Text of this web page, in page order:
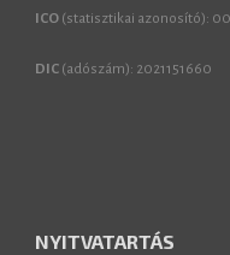
ICO (statisztikai azonosító):
DIC (adószám): 2021151660
NYITVATARTÁS